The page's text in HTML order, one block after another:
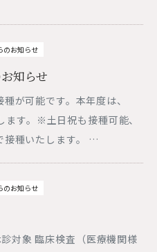
のお知らせ
知らせ
が可能です。本年度は、
す。※土日祝も接種可能、
接種いたします。 …
のお知らせ
対象 臨床検査（医療機関様